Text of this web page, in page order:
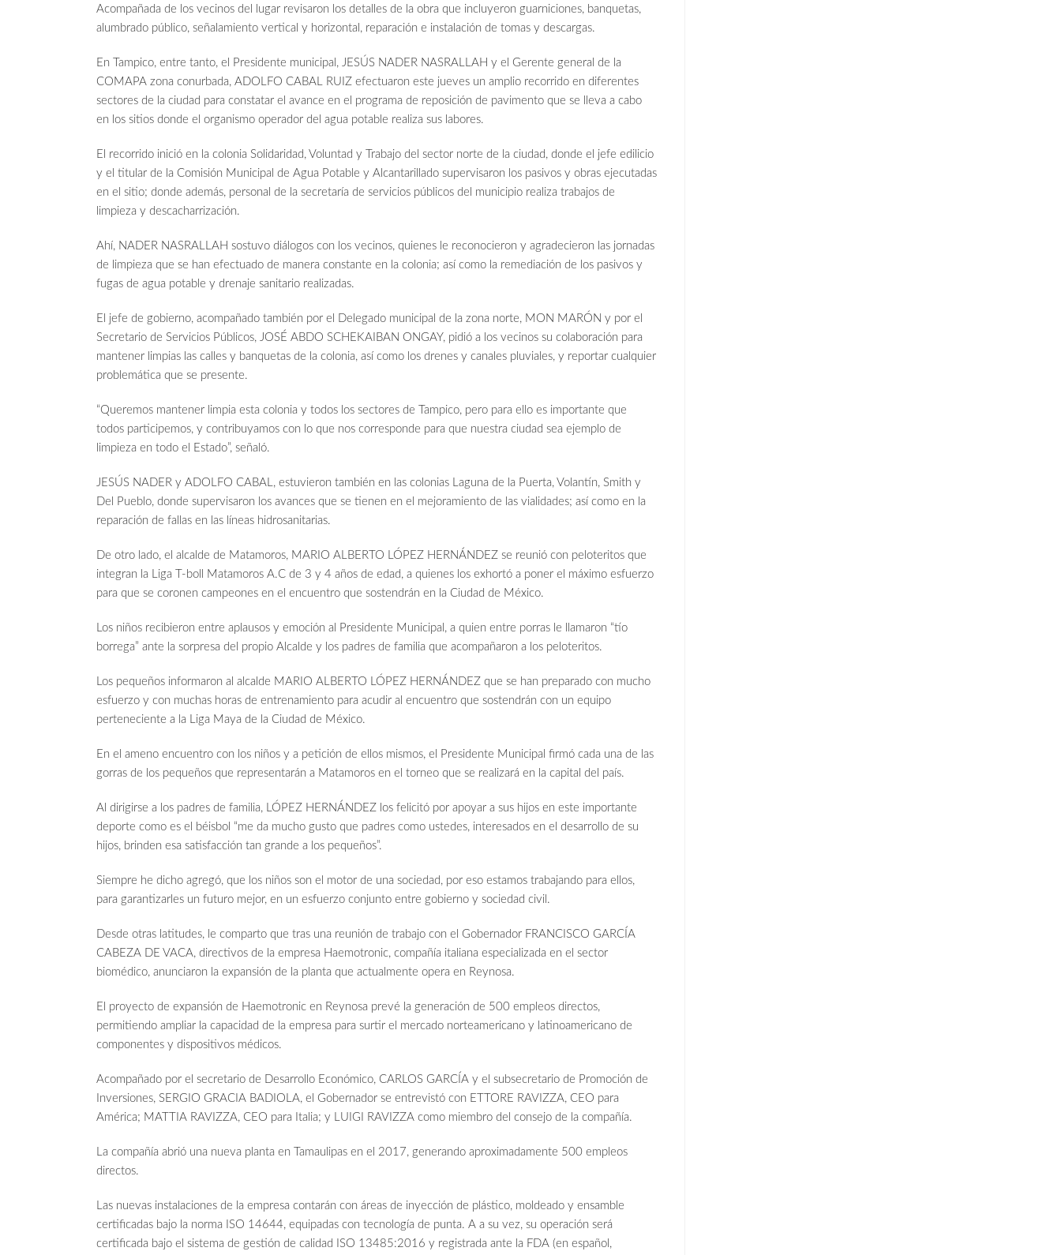
Acompañada de los vecinos del lugar revisaron los detalles de la obra que incluyeron guarniciones, banquetas,
alumbrado público, señalamiento vertical y horizontal, reparación e instalación de tomas y descargas.
En Tampico, entre tanto, el Presidente municipal, JESÚS NADER NASRALLAH y el Gerente general de la
COMAPA zona conurbada, ADOLFO CABAL RUIZ efectuaron este jueves un amplio recorrido en diferentes
sectores de la ciudad para constatar el avance en el programa de reposición de pavimento que se lleva a cabo
en los sitios donde el organismo operador del agua potable realiza sus labores.
El recorrido inició en la colonia Solidaridad, Voluntad y Trabajo del sector norte de la ciudad, donde el jefe edilicio
y el titular de la Comisión Municipal de Agua Potable y Alcantarillado supervisaron los pasivos y obras ejecutadas
en el sitio; donde además, personal de la secretaría de servicios públicos del municipio realiza trabajos de
limpieza y descacharrización.
Ahí, NADER NASRALLAH sostuvo diálogos con los vecinos, quienes le reconocieron y agradecieron las jornadas
de limpieza que se han efectuado de manera constante en la colonia; así como la remediación de los pasivos y
fugas de agua potable y drenaje sanitario realizadas.
El jefe de gobierno, acompañado también por el Delegado municipal de la zona norte, MON MARÓN y por el
Secretario de Servicios Públicos, JOSÉ ABDO SCHEKAIBAN ONGAY, pidió a los vecinos su colaboración para
mantener limpias las calles y banquetas de la colonia, así como los drenes y canales pluviales, y reportar cualquier
problemática que se presente.
“Queremos mantener limpia esta colonia y todos los sectores de Tampico, pero para ello es importante que
todos participemos, y contribuyamos con lo que nos corresponde para que nuestra ciudad sea ejemplo de
limpieza en todo el Estado”, señaló.
JESÚS NADER y ADOLFO CABAL, estuvieron también en las colonias Laguna de la Puerta, Volantín, Smith y
Del Pueblo, donde supervisaron los avances que se tienen en el mejoramiento de las vialidades; así como en la
reparación de fallas en las líneas hidrosanitarias.
De otro lado, el alcalde de Matamoros, MARIO ALBERTO LÓPEZ HERNÁNDEZ se reunió con peloteritos que
integran la Liga T-boll Matamoros A.C de 3 y 4 años de edad, a quienes los exhortó a poner el máximo esfuerzo
para que se coronen campeones en el encuentro que sostendrán en la Ciudad de México.
Los niños recibieron entre aplausos y emoción al Presidente Municipal, a quien entre porras le llamaron “tío
borrega” ante la sorpresa del propio Alcalde y los padres de familia que acompañaron a los peloteritos.
Los pequeños informaron al alcalde MARIO ALBERTO LÓPEZ HERNÁNDEZ que se han preparado con mucho
esfuerzo y con muchas horas de entrenamiento para acudir al encuentro que sostendrán con un equipo
perteneciente a la Liga Maya de la Ciudad de México.
En el ameno encuentro con los niños y a petición de ellos mismos, el Presidente Municipal firmó cada una de las
gorras de los pequeños que representarán a Matamoros en el torneo que se realizará en la capital del país.
Al dirigirse a los padres de familia, LÓPEZ HERNÁNDEZ los felicitó por apoyar a sus hijos en este importante
deporte como es el béisbol “me da mucho gusto que padres como ustedes, interesados en el desarrollo de su
hijos, brinden esa satisfacción tan grande a los pequeños”.
Siempre he dicho agregó, que los niños son el motor de una sociedad, por eso estamos trabajando para ellos,
para garantizarles un futuro mejor, en un esfuerzo conjunto entre gobierno y sociedad civil.
Desde otras latitudes, le comparto que tras una reunión de trabajo con el Gobernador FRANCISCO GARCÍA
CABEZA DE VACA, directivos de la empresa Haemotronic, compañía italiana especializada en el sector
biomédico, anunciaron la expansión de la planta que actualmente opera en Reynosa.
El proyecto de expansión de Haemotronic en Reynosa prevé la generación de 500 empleos directos,
permitiendo ampliar la capacidad de la empresa para surtir el mercado norteamericano y latinoamericano de
componentes y dispositivos médicos.
Acompañado por el secretario de Desarrollo Económico, CARLOS GARCÍA y el subsecretario de Promoción de
Inversiones, SERGIO GRACIA BADIOLA, el Gobernador se entrevistó con ETTORE RAVIZZA, CEO para
América; MATTIA RAVIZZA, CEO para Italia; y LUIGI RAVIZZA como miembro del consejo de la compañía.
La compañía abrió una nueva planta en Tamaulipas en el 2017, generando aproximadamente 500 empleos
directos.
Las nuevas instalaciones de la empresa contarán con áreas de inyección de plástico, moldeado y ensamble
certificadas bajo la norma ISO 14644, equipadas con tecnología de punta. A a su vez, su operación será
certificada bajo el sistema de gestión de calidad ISO 13485:2016 y registrada ante la FDA (en español,